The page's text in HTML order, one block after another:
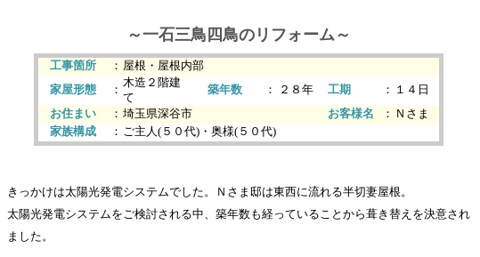
～一石三鳥四鳥のリフォーム～
工事箇所 ： 屋根・屋根内部
家屋形態
：
木造２階建
て
築年数 ： ２８年 工期 ：
１４日
お住まい
： 埼玉県深谷市 お客様名 ：
Ｎさま
家族構成
： ご主人(５０代)・奥様(５０代)
きっかけは太陽光発電システムでした。Ｎさま邸は東西に流れる半切妻屋根。
太陽光発電システムをご検討される中、築年数も経っていることから葺き替えを決意され
ました。